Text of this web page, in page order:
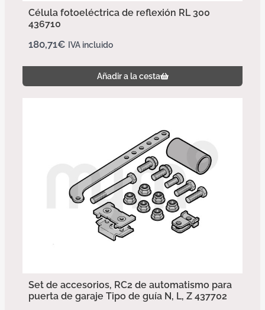
Célula fotoeléctrica de reflexión RL 300
436710
180,71€ IVA incluido
Añadir a la cesta
Set de accesorios, RC2 de automatismo para
puerta de garaje Tipo de guía N, L, Z 437702